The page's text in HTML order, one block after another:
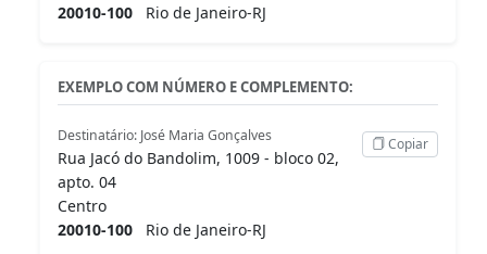
20010-100 Rio de Janeiro-RJ
EXEMPLO COM NÚMERO E COMPLEMENTO:
Destinatário: José Maria Gonçalves
Rua Jacó do Bandolim, 1009 - bloco 02,
apto. 04
Centro
20010-100 Rio de Janeiro-RJ
Copiar